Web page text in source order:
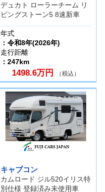
デュカト ローラーチーム リ
ビングストーン5 8速新車
年式
：令和8年(2026年)
走行距離
：247km
1498.6万円 （税込）
キャブコン
カムロード ジル520イリス特
別仕様 登録済み未使用車